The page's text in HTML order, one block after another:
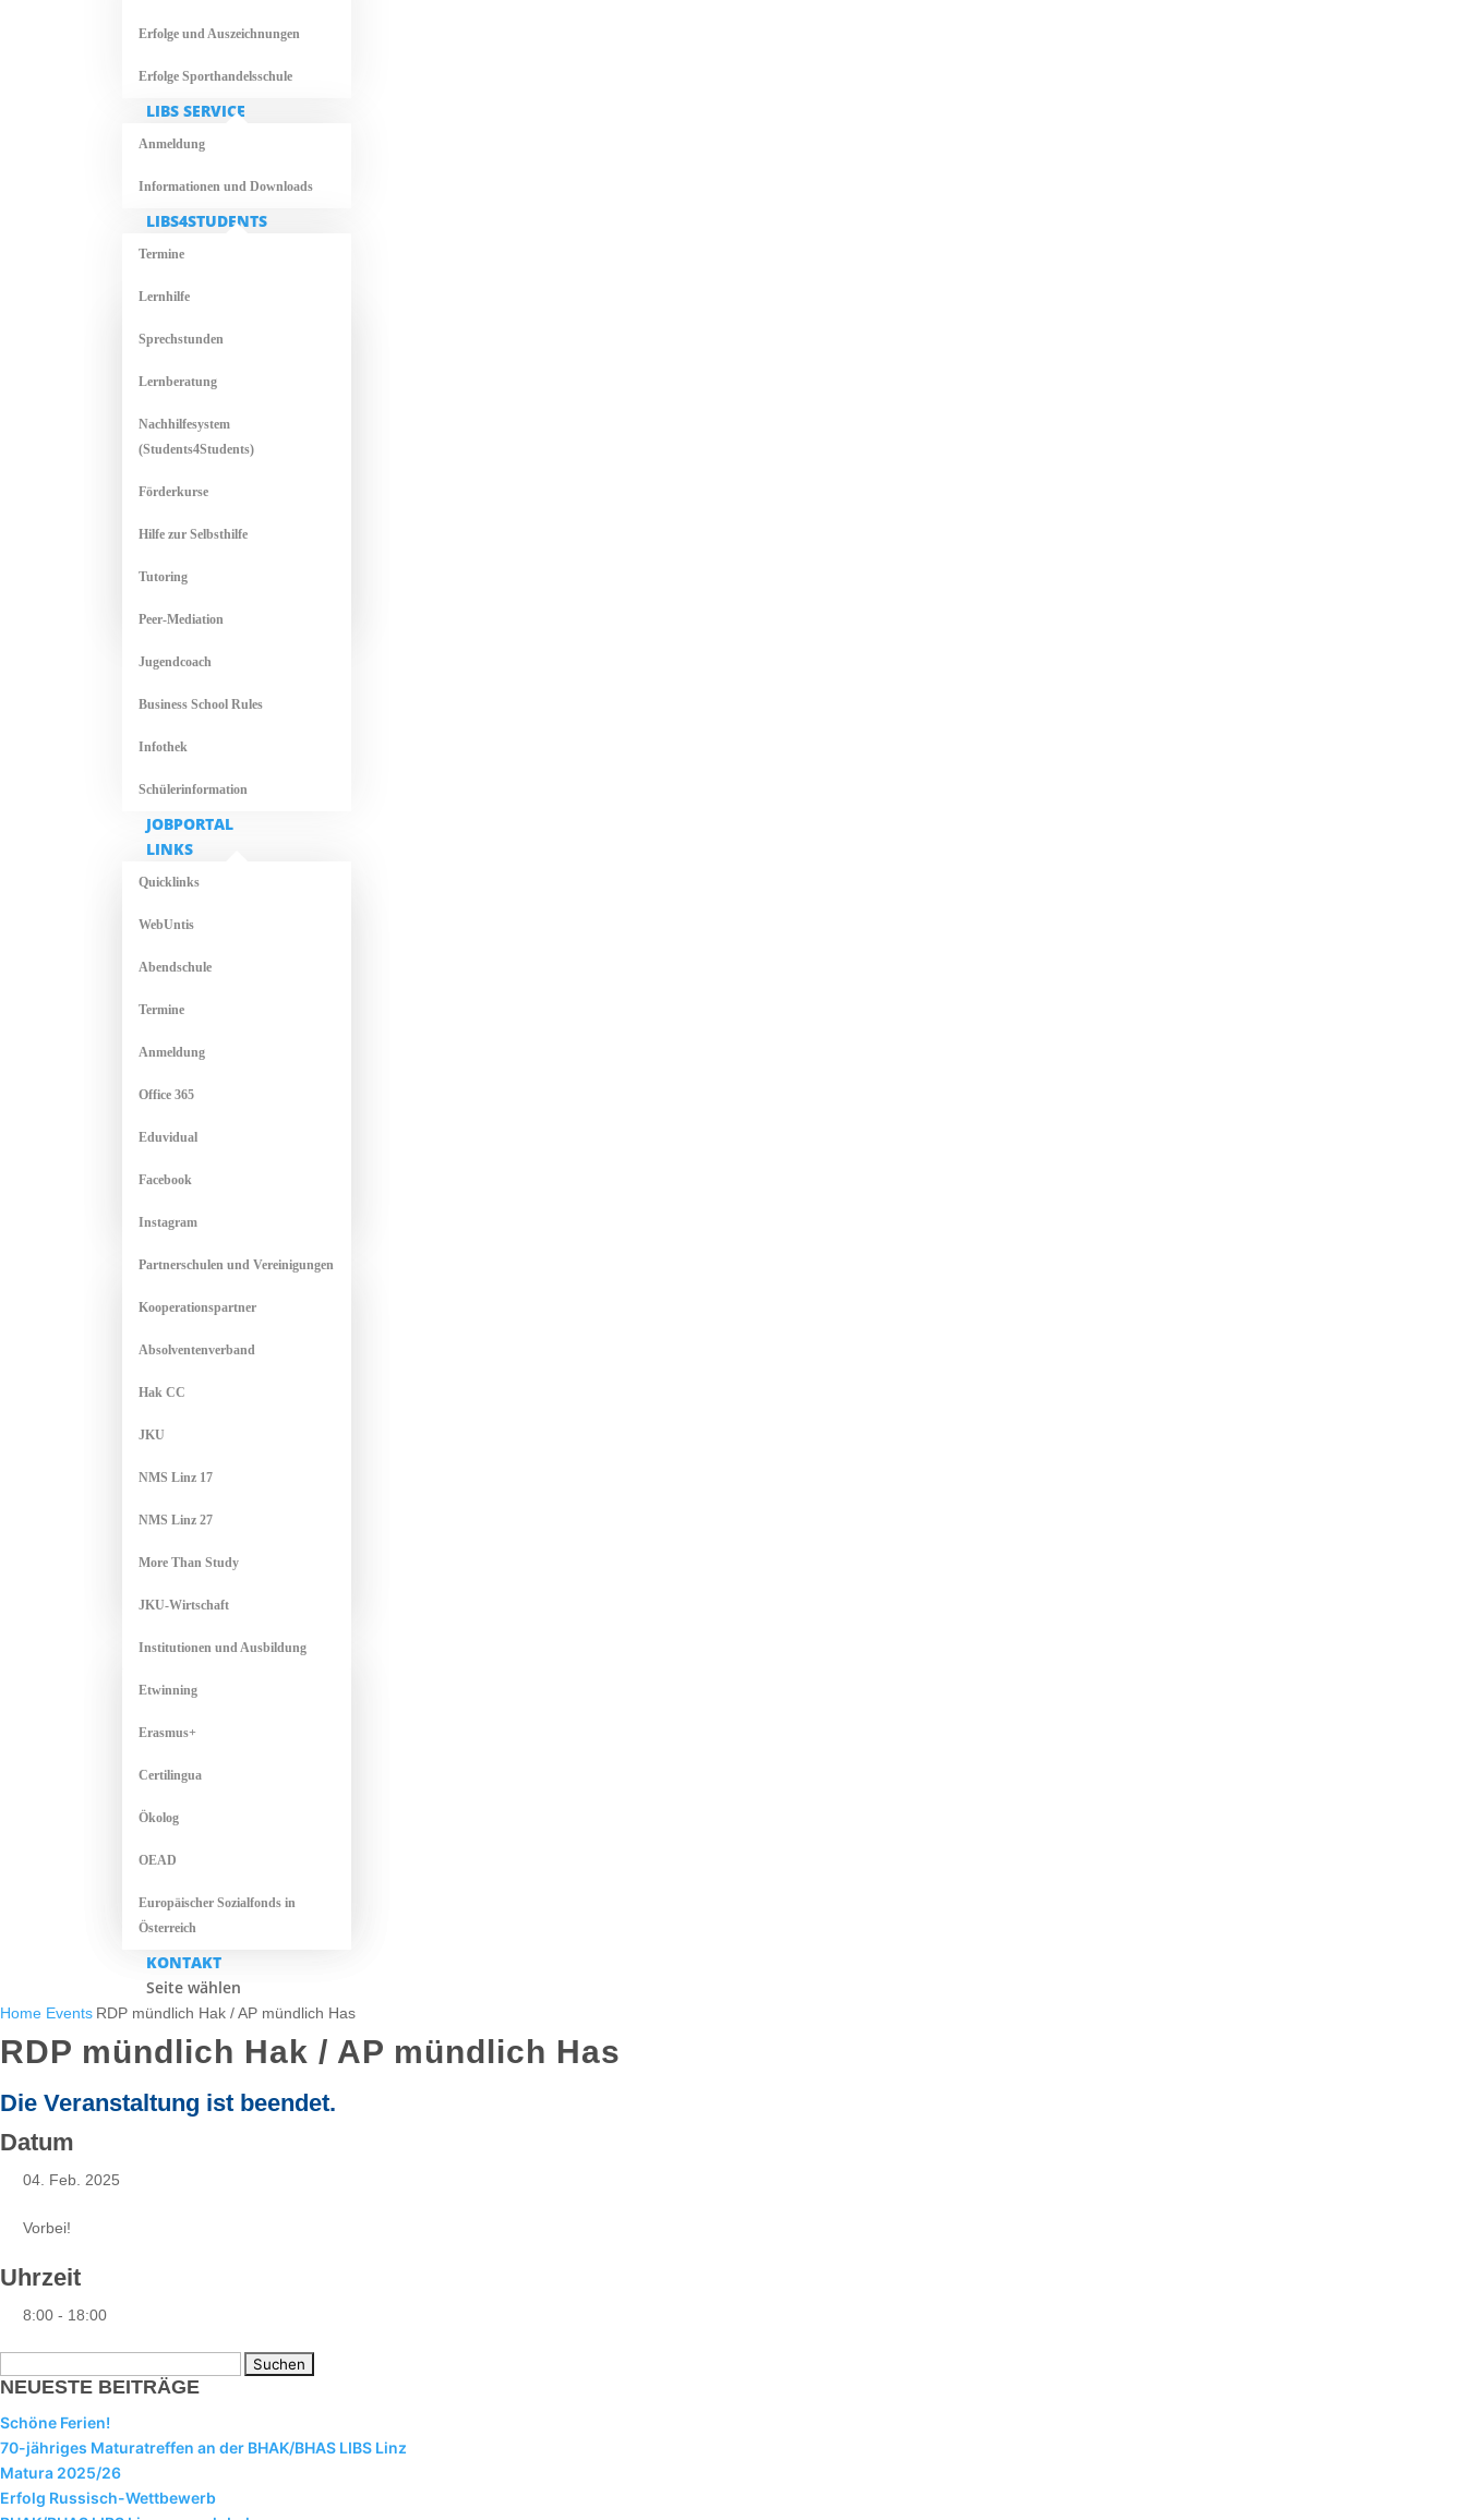
Erfolge und Auszeichnungen
Erfolge Sporthandelsschule
LIBS SERVICE
Anmeldung
Informationen und Downloads
LIBS4STUDENTS
Termine
Lernhilfe
Sprechstunden
Lernberatung
Nachhilfesystem
(Students4Students)
Förderkurse
Hilfe zur Selbsthilfe
Tutoring
Peer-Mediation
Jugendcoach
Business School Rules
Infothek
Schülerinformation
JOBPORTAL
LINKS
Quicklinks
WebUntis
Abendschule
Termine
Anmeldung
Office 365
Eduvidual
Facebook
Instagram
Partnerschulen und Vereinigungen
Kooperationspartner
Absolventenverband
Hak CC
JKU
NMS Linz 17
NMS Linz 27
More Than Study
JKU-Wirtschaft
Institutionen und Ausbildung
Etwinning
Erasmus+
Certilingua
Ökolog
OEAD
Europäischer Sozialfonds in
Österreich
KONTAKT
Seite wählen
Home Events RDP mündlich Hak / AP mündlich Has
RDP mündlich Hak / AP mündlich Has
Die Veranstaltung ist beendet.
Datum
04. Feb. 2025
Vorbei!
Uhrzeit
8:00 - 18:00
nach:
NEUESTE BEITRÄGE
Schöne Ferien!
70-jähriges Maturatreffen an der BHAK/BHAS LIBS Linz
Matura 2025/26
Erfolg Russisch-Wettbewerb